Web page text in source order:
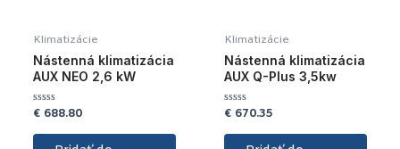
Klimatizácie
Nástenná klimatizácia
AUX NEO 2,6 kW
Hodnotenie
z
€688.80
Klimatizácie
Nástenná klimatizácia
AUX Q-Plus 3,5kw
Hodnotenie
z
€670.35